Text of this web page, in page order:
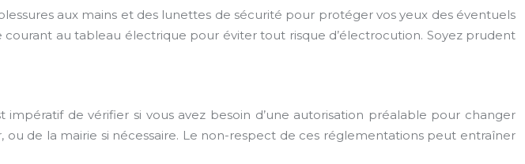
aux mains et des lunettes de sécurité pour protéger vos yeux des éventuels
au tableau électrique pour éviter tout risque d’électrocution. Soyez prudent
de vérifier si vous avez besoin d’une autorisation préalable pour changer
de la mairie si nécessaire. Le non-respect de ces réglementations peut entraîner